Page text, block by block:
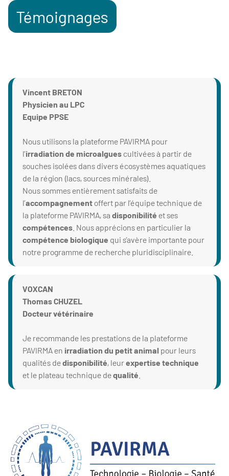
Témoignages
Vincent BRETON
Physicien au LPC
Equipe PPSE
Nous utilisons la plateforme PAVIRMA pour
l’irradiation de microalgues cultivées à partir de
souches isolées dans divers écosystèmes aquatiques
de la région (lacs, sources minérales).
Nous sommes entièrement satisfaits de
l’accompagnement offert par l’équipe technique de
la plateforme PAVIRMA, sa disponibilité et ses
compétences . Nous apprécions en particulier la
compétence biologique qui s’avère importante pour
notre programme de recherche pluridisciplinaire.
VOXCAN
Thomas CHUZEL
Docteur vétérinaire
Je recommande les prestations de la plateforme
PAVIRMA en irradiation du petit animal pour leurs
qualités dedisponibilité, leurexpertise technique
et le plateau technique dequalité